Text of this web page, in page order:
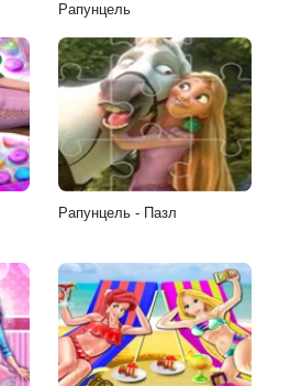
Рапунцель
Рапунцель - Пазл